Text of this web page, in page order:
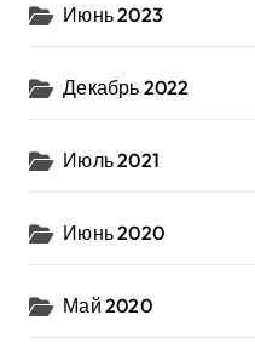
Июнь 2023
Декабрь 2022
Июль 2021
Июнь 2020
Май 2020